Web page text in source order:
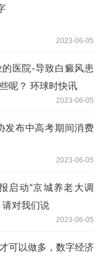
2023-06-05
医院-导致白癜风患
呢？ 环球时快讯
2023-06-05
发布中高考期间消费
2023-06-05
启动“京城养老大调
请对我们说
2023-06-05
可以做多，数字经济